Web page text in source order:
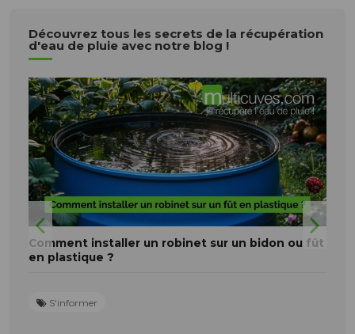
Découvrez tous les secrets de la récupération
d'eau de pluie avec notre blog !
Comment installer un robinet sur un bidon ou fût
en plastique ?
S'informer